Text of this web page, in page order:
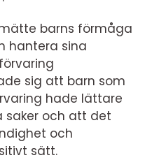
barns förmåga
hantera sina
sig att barn som
hade lättare
saker och att det
och
sätt.